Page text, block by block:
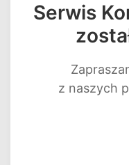
Serwis
z naszych